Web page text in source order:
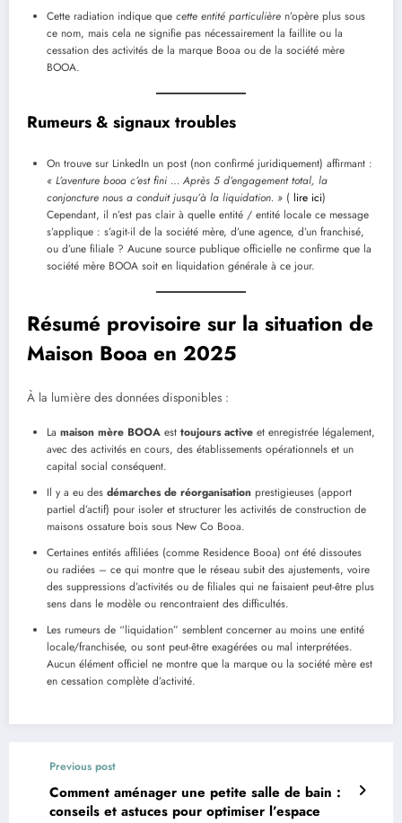
Cette radiation indique que cette entité particulière n’opère plus sous
ce nom, mais cela ne signifie pas nécessairement la faillite ou la
cessation des activités de la marque Booa ou de la société mère
BOOA.
Rumeurs & signaux troubles
On trouve sur LinkedIn un post (non confirmé juridiquement) affirmant :
« L’aventure booa c’est fini … Après 5 d’engagement total, la
conjoncture nous a conduit jusqu’à la liquidation. » ( lire ici)
Cependant, il n’est pas clair à quelle entité / entité locale ce message
s’applique : s’agit-il de la société mère, d’une agence, d’un franchisé,
ou d’une filiale ? Aucune source publique officielle ne confirme que la
société mère BOOA soit en liquidation générale à ce jour.
Résumé provisoire sur la situation de
Maison Booa en 2025
À la lumière des données disponibles :
La maison mère BOOA est toujours active et enregistrée légalement,
avec des activités en cours, des établissements opérationnels et un
capital social conséquent.
Il y a eu des démarches de réorganisation prestigieuses (apport
partiel d’actif) pour isoler et structurer les activités de construction de
maisons ossature bois sous New Co Booa.
Certaines entités affiliées (comme Residence Booa) ont été dissoutes
ou radiées – ce qui montre que le réseau subit des ajustements, voire
des suppressions d’activités ou de filiales qui ne faisaient peut-être plus
sens dans le modèle ou rencontraient des difficultés.
Les rumeurs de “liquidation” semblent concerner au moins une entité
locale/franchisée, ou sont peut-être exagérées ou mal interprétées.
Aucun élément officiel ne montre que la marque ou la société mère est
en cessation complète d’activité.
Previous post
Comment aménager une petite salle de bain :
conseils et astuces pour optimiser l’espace